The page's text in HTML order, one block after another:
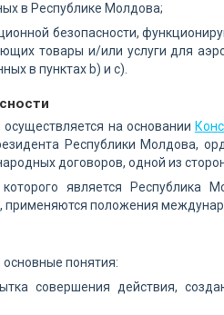
в Республике Молдова;
безопасности,
товары и/или услуги для
в пунктах b) и с).
на основании
Республики Молдова,
договоров, одной из
является Республика
положения
понятия:
совершения действия,